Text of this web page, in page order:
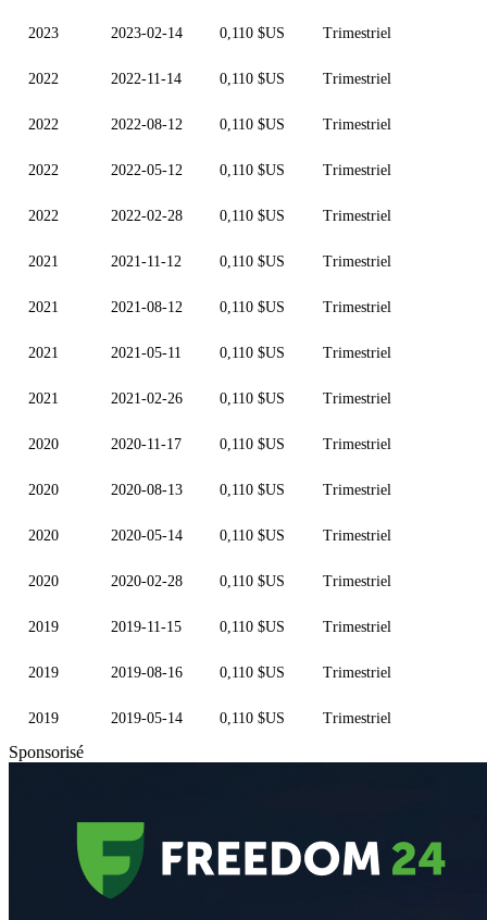
2023 2023-02-14 0,110 $US Trimestriel
2022 2022-11-14 0,110 $US Trimestriel
2022 2022-08-12 0,110 $US Trimestriel
2022 2022-05-12 0,110 $US Trimestriel
2022 2022-02-28 0,110 $US Trimestriel
2021 2021-11-12 0,110 $US Trimestriel
2021 2021-08-12 0,110 $US Trimestriel
2021 2021-05-11 0,110 $US Trimestriel
2021 2021-02-26 0,110 $US Trimestriel
2020 2020-11-17 0,110 $US Trimestriel
2020 2020-08-13 0,110 $US Trimestriel
2020 2020-05-14 0,110 $US Trimestriel
2020 2020-02-28 0,110 $US Trimestriel
2019 2019-11-15 0,110 $US Trimestriel
2019 2019-08-16 0,110 $US Trimestriel
2019 2019-05-14 0,110 $US Trimestriel
Sponsorisé